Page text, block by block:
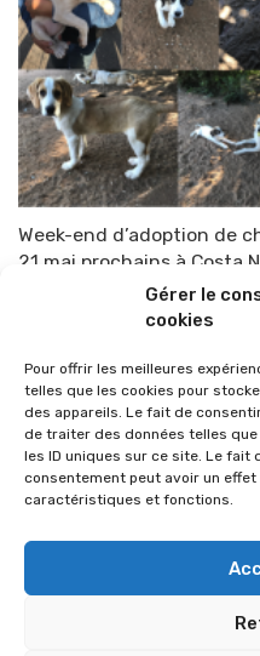
Gérer le
cookies
Pour offrir les meilleures
telles que les cookies pour
des appareils. Le fait de
de traiter des données telles
les ID uniques sur ce site. Le fait
consentement peut avoir un
caractéristiques et fonctions.
Week-end d’adoption de
21 mai prochains à Costa
TOP-PARENTS 12 mai 2017